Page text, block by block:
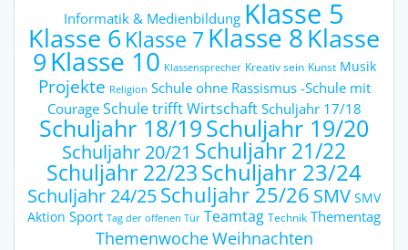
Informatik & Medienbildung Klasse 5
Klasse 6Klasse 7 Klasse 8Klasse
9Klasse 10 Klassensprecher Kreativ sein Kunst Musik
Projekte Religion Schule ohne Rassismus -Schule mit
Courage Schule trifft Wirtschaft Schuljahr 17/18
Schuljahr 18/19Schuljahr 19/20
Schuljahr 20/21 Schuljahr 21/22
Schuljahr 22/23Schuljahr 23/24
Schuljahr 24/25Schuljahr 25/26 SMV SMV
Aktion Sport Tag der offenen Tür Teamtag Technik Thementag
ThemenwocheWeihnachten